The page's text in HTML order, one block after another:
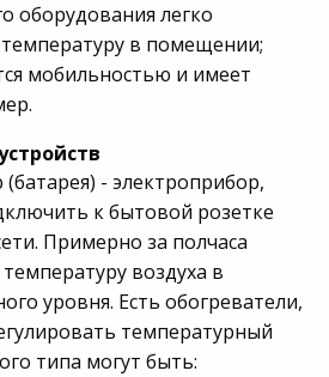
оборудования легко
в помещении;
мобильностью и имеет
- электроприбор,
к бытовой розетке
Примерно за полчаса
воздуха в
уровня. Есть обогреватели,
температурный
типа могут быть: